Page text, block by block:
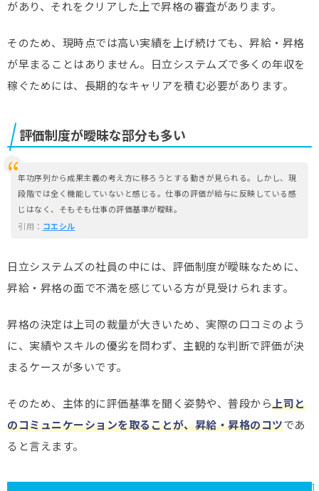
があり、それをクリアした上で昇格の審査があります。
そのため、現時点では高い実績を上げ続けても、昇給・昇格
が早まることはありません。日立システムズで多くの年収を
稼ぐためには、長期的なキャリアを積む必要があります。
評価制度が曖昧な部分も多い
年功序列から成果主義の考え方に移ろうとする動きが見られる。しかし、現
段階では全く機能していないと感じる。仕事の評価が給与に反映している感
じはなく、そもそも仕事の評価基準が曖昧。
引用： コエシル
日立システムズの社員の中には、評価制度が曖昧なために、
昇給・昇格の面で不満を感じている方が見受けられます。
昇格の決定は上司の裁量が大きいため、実際の口コミのよう
に、実績やスキルの優劣を問わず、主観的な判断で評価が決
まるケースが多いです。
そのため、主体的に評価基準を聞く姿勢や、普段から上司と
のコミュニケーションを取ることが、昇給・昇格のコツであ
ると言えます。